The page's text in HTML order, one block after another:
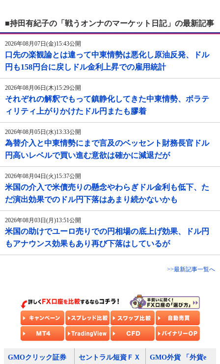
■持田有紀子の「戦うオンナのマーケット日記」の最新記事
2026年08月07日(金)15:43公開
口先の楽観論とは違って中東情勢は悪化し原油反発、ドル
円も158円台に戻しドル金利上昇での雇用統計
2026年08月06日(木)15:29公開
それぞれの解釈でもって鎮静化してきた中東情勢、ボラテ
ィリティ上がりかけたドル円またも膠着
2026年08月05日(水)13:33公開
為替介入と中東情勢にまで言及のベッセント財務長官ドル
円高いレベルで買い進む意欲は確かに減退だが
2026年08月04日(火)15:37公開
米国の介入で米債売りの懸念やわらぎドル金利も低下、た
だ演出効果でのドル円下落はあまり続かないかも
2026年08月03日(月)13:51公開
米国の助けでユーロ売りでの円相場の底上げ効果、ドル円
もアナウンス効果もあり再び下落はしているが
>>最新記事一覧へ
GMOクリック証券
セントラル短資ＦＸ
GMO外貨 「外貨e